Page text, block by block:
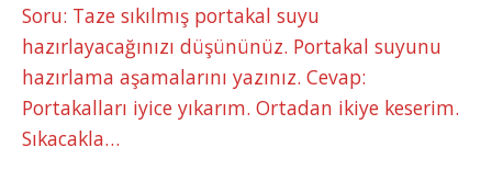
Soru: Taze sıkılmış portakal suyu
hazırlayacağınızı düşününüz. Portakal suyunu
hazırlama aşamalarını yazınız. Cevap:
Portakalları iyice yıkarım. Ortadan ikiye keserim.
Sıkacakla…